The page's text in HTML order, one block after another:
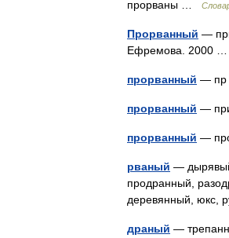
прорваны …
Прорванный —
Ефремова. 2000
прорванный — пр
прорванный —
прорванный —
рваный —
продранный,
деревянный, юкс,
драный —